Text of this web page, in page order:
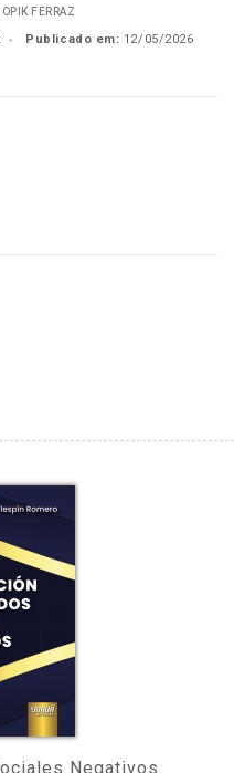
FERRAZ
Publicado em: 12/05/2026
Negativos